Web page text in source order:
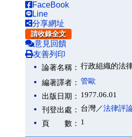
FaceBook
Line
分享網址
請收錄全文
意見回饋
友善列印
論著名稱： 行政組織的法
編著譯者： 管歐
出版日期： 1977.06.01
刊登出處： 台灣／法律評
頁 數： 1